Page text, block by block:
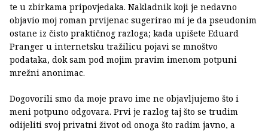
te u zbirkama pripovjedaka. Nakladnik koji je nedavno
objavio moj roman prvijenac sugerirao mi je da pseudonim
ostane iz čisto praktičnog razloga; kada upišete Eduard
Pranger u internetsku tražilicu pojavi se mnoštvo
podataka, dok sam pod mojim pravim imenom potpuni
mrežni anonimac.
Dogovorili smo da moje pravo ime ne objavljujemo što i
meni potpuno odgovara. Prvi je razlog taj što se trudim
odijeliti svoj privatni život od onoga što radim javno, a